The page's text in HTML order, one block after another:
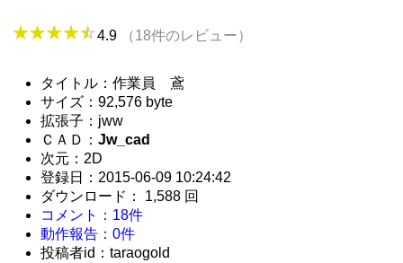
4.9 （18件のレビュー）
タイトル：作業員 鳶
サイズ：92,576 byte
拡張子：jww
ＣＡＤ：Jw_cad
次元：2D
登録日：2015-06-09 10:24:42
ダウンロード： 1,588 回
コメント：18件
動作報告：0件
投稿者id：taraogold